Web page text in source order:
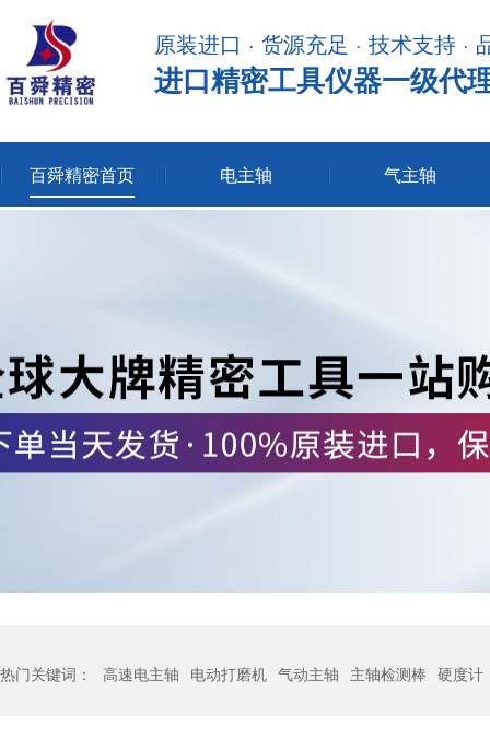
原装进口 · 货源充足 · 技术支持 ·
进口精密工具仪器一级代
百舜精密首页 电主轴 气主轴
热门关键词： 高速电主轴 电动打磨机 气动主轴 主轴检测棒 硬度计